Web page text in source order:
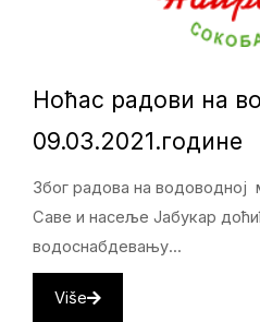
Ноћас радови на
09.03.2021.године
Због радова на
Саве и насеље Јабукар
водоснабдевању...
Više